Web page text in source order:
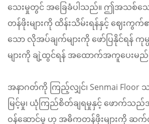
သေးမှုတွင် အခြေခံပါသည်။ ဤအသစ်သ
တန်ဖိုးများကို ထိန်းသိမ်းရန်နှင့် ဈေးကွက်
သော လိုအပ်ချက်များကို ဖော်ပြနိုင်ရန်
များကို ချဲ့ထွင်ရန် အထောက်အကူပေးမည်
အနာဂတ်ကို ကြည့်လျှင်၊ Senmai
မြင့်မှု၊ ယုံကြည်စိတ်ချရမှုနှင့် ဖောက်သည်
ဝန်ဆောင်မှု ဟု အဓိကတန်ဖိုးများကို ဆ